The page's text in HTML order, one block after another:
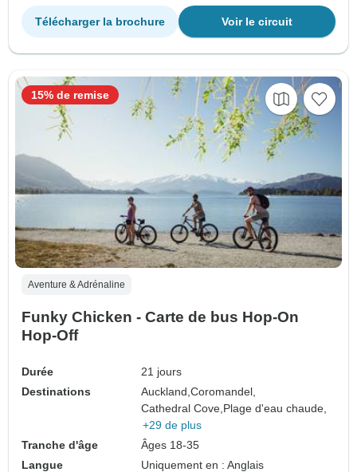
Voir le circuit
Télécharger la brochure
Aventure & Adrénaline
Funky Chicken - Carte de bus Hop-On
Hop-Off
Durée
21 jours
Destinations
Auckland,Coromandel,
Cathedral Cove, Plage d'eau chaude,
+29 de plus
Tranche d'âge
Âges 18-35
Langue
Uniquement en : Anglais
15% de remise